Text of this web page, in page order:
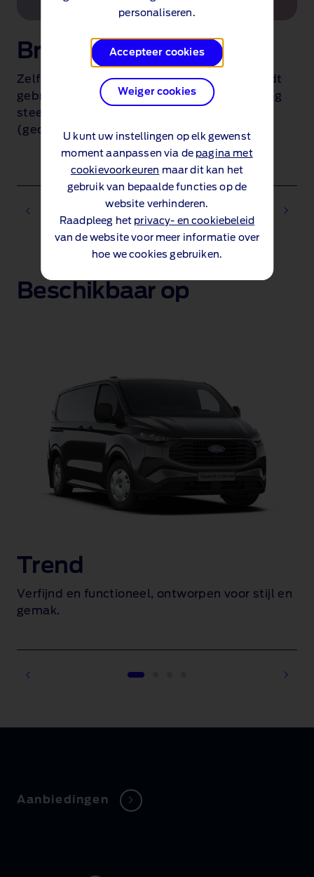
Brandstofefficiëntie
Zelfs wanneer alleen de benzinemotor wordt
gebruikt, levert de Transit Custom PHEV nog
steeds een WLTP-brandstofverbruik
(gecombineerd) van 7-8,2l/100km
Beschikbaar op
Trend
Verfijnd en functioneel, ontworpen voor stijl en
gemak.
1 of 4
Aanbiedingen
personaliseren.
Accepteer cookies
Weiger cookies
U kunt uw instellingen op elk gewenst
moment aanpassen via de pagina met
cookievoorkeuren maar dit kan het
gebruik van bepaalde functies op de
website verhinderen.
Raadpleeg het privacy- en cookiebeleid
van de website voor meer informatie over
hoe we cookies gebruiken.